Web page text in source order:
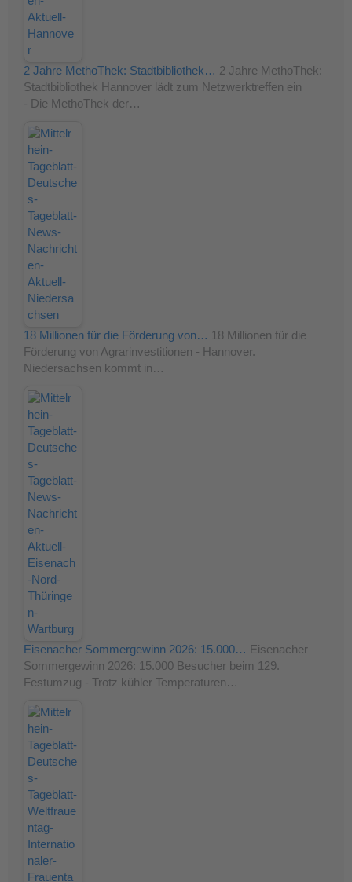
2 Jahre MethoThek: Stadtbibliothek… 2 Jahre MethoThek:
Stadtbibliothek Hannover lädt zum Netzwerktreffen ein
- Die MethoThek der…
18 Millionen für die Förderung von… 18 Millionen für die
Förderung von Agrarinvestitionen - Hannover.
Niedersachsen kommt in…
Eisenacher Sommergewinn 2026: 15.000… Eisenacher
Sommergewinn 2026: 15.000 Besucher beim 129.
Festumzug - Trotz kühler Temperaturen…